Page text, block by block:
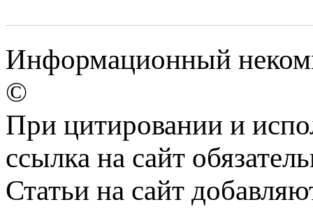
Информационный
©
При цитировании и
ссылка на сайт
Статьи на сайт